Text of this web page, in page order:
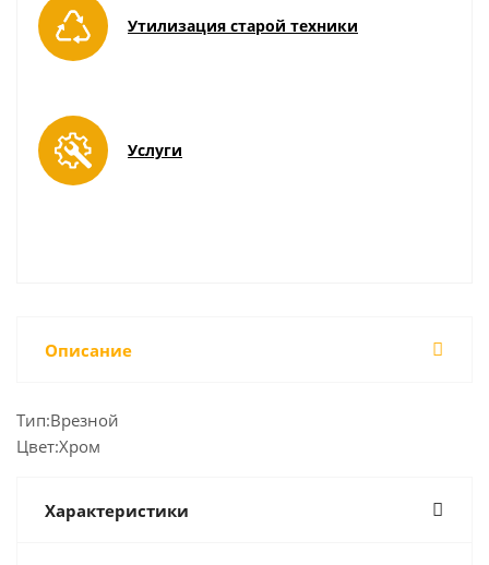
Утилизация старой техники
Услуги
Описание
Тип:Врезной
Цвет:Хром
Характеристики